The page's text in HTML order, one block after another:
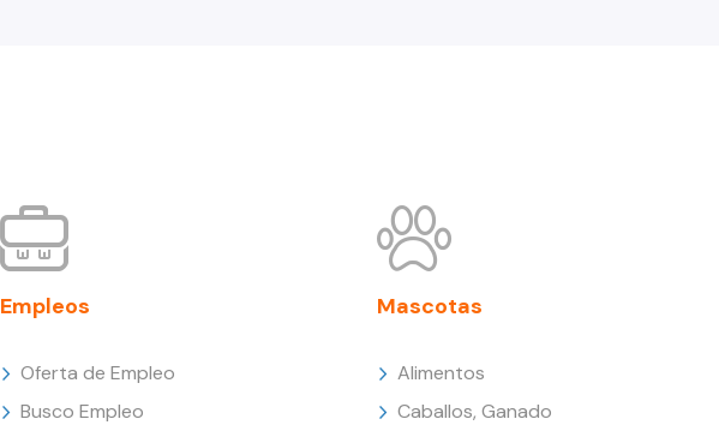
Empleos
Oferta de Empleo
Busco Empleo
Mascotas
Alimentos
Caballos, Ganado